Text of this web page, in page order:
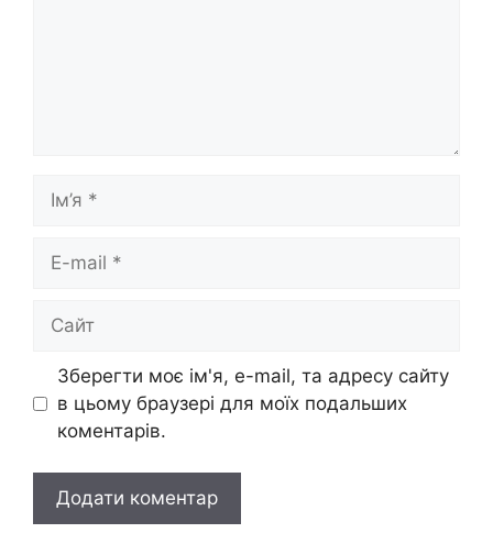
mail
Зберегти моє ім'я, e-mail, та адресу сайту
в цьому браузері для моїх подальших
коментарів.